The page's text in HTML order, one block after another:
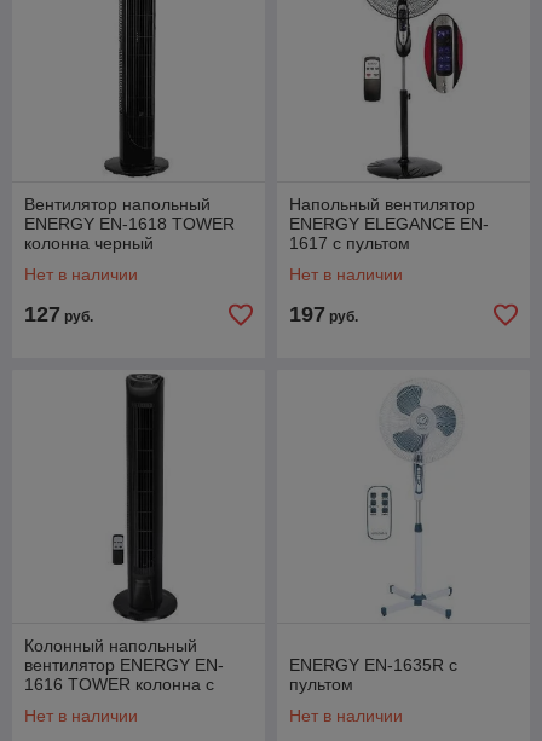
Вентилятор напольный
ENERGY EN-1618 TOWER
колонна черный
Нет в наличии
127 руб.
Напольный вентилятор
ENERGY ELEGANCE EN-
1617 с пультом
осевой бесшумный мощный
Нет в наличии
197 руб.
Колонный напольный
вентилятор ENERGY EN-
1616 TOWER колонна с
Нет в наличии
ENERGY EN-1635R с
пультом
Нет в наличии